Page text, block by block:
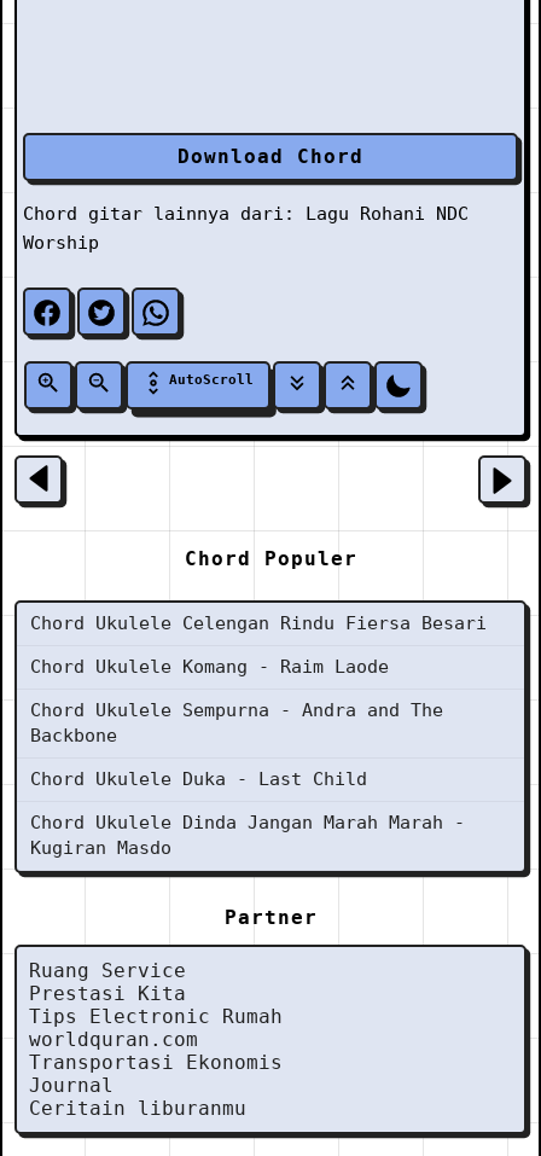
Download Chord
Chord gitar lainnya dari: Lagu Rohani
NDC
Worship
AutoScroll
Chord Populer
Chord Ukulele Celengan Rindu Fiersa Besari
Chord Ukulele Komang - Raim Laode
Chord Ukulele Sempurna - Andra and The
Backbone
Chord Ukulele Duka - Last Child
Chord Ukulele Dinda Jangan Marah Marah -
Kugiran Masdo
Partner
Ruang Service
Prestasi Kita
Tips Electronic Rumah
worldquran.com
Transportasi Ekonomis
Journal
Ceritain liburanmu